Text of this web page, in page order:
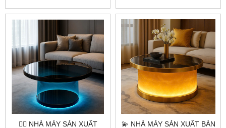
AURORA HỒNG ÁNH KIM
ÁNH SÁNG
AURORA HỒNG ÁNH KIM |
CITYBUILDING 💎✨
👷‍♂️ NHÀ MÁY SẢN XUẤT 💫 NHÀ MÁY SẢN XUẤT BÀN